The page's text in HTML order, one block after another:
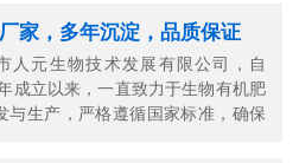
家，多年沉淀，品质保证
人元生物技术发展有限公司，自
成立以来，一直致力于生物有机肥
与生产，严格遵循国家标准，确保